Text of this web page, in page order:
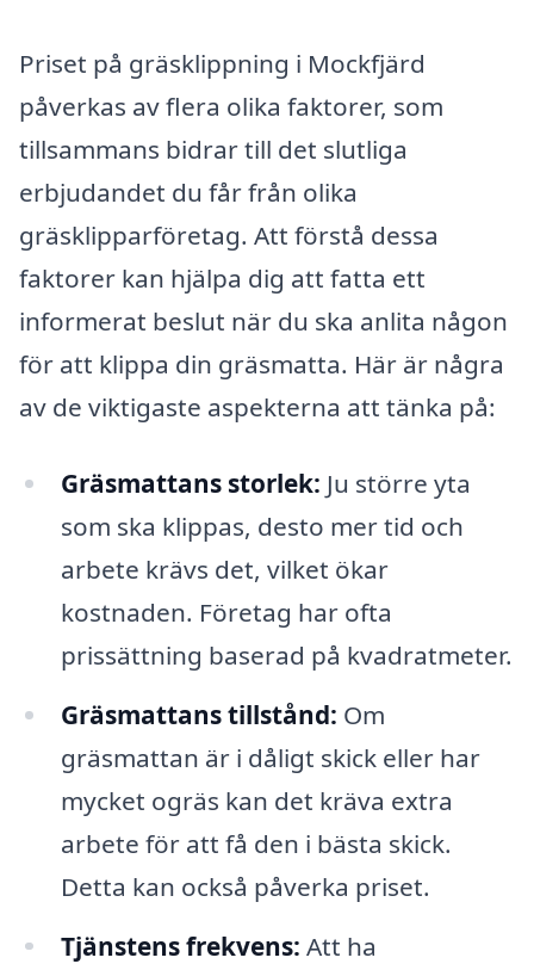
Priset på gräsklippning i Mockfjärd
påverkas av flera olika faktorer, som
tillsammans bidrar till det slutliga
erbjudandet du får från olika
gräsklipparföretag. Att förstå dessa
faktorer kan hjälpa dig att fatta ett
informerat beslut när du ska anlita någon
för att klippa din gräsmatta. Här är några
av de viktigaste aspekterna att tänka på:
Gräsmattans storlek: Ju större yta
som ska klippas, desto mer tid och
arbete krävs det, vilket ökar
kostnaden. Företag har ofta
prissättning baserad på kvadratmeter.
Gräsmattans tillstånd: Om
gräsmattan är i dåligt skick eller har
mycket ogräs kan det kräva extra
arbete för att få den i bästa skick.
Detta kan också påverka priset.
Tjänstens frekvens: Att ha